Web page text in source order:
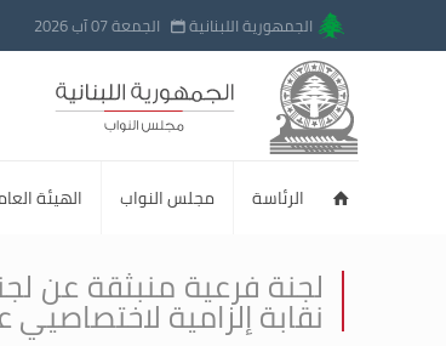
الجمهورية اللبنانية الجمعة 07 آب 2026
الرئاسة مجلس النواب الهيئة
لجنة فرعية منبثقة عن
نقابة إلزامية